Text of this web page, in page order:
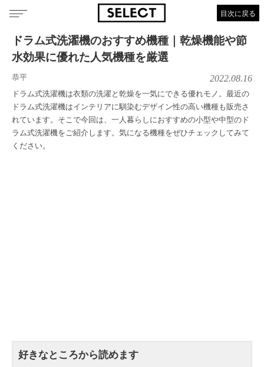
目次に戻る
ドラム式洗濯機のおすすめ機種｜乾燥機能や節
水効果に優れた人気機種を厳選
恭平 2022.08.16
ドラム式洗濯機は衣類の洗濯と乾燥を一気にできる優れモノ。最近の
ドラム式洗濯機はインテリアに馴染むデザイン性の高い機種も販売さ
れています。そこで今回は、一人暮らしにおすすめの小型や中型のド
ラム式洗濯機をご紹介します。気になる機種をぜひチェックしてみて
ください。